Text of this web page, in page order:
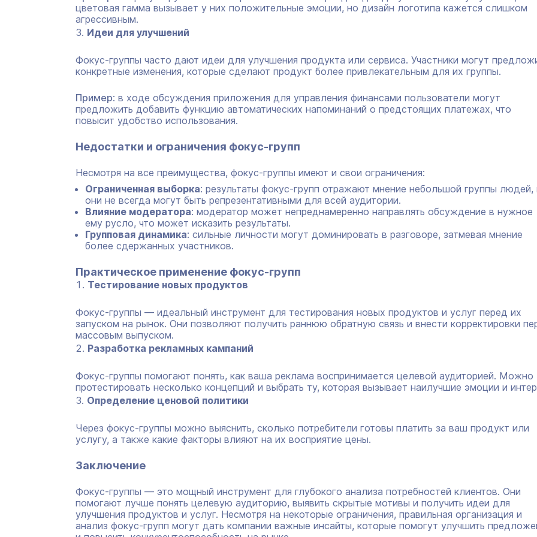
цветовая гамма вызывает у них положительные эмоции, но дизайн логотипа кажется слишком
агрессивным.
Идеи для улучшений
Фокус-группы часто дают идеи для улучшения продукта или сервиса. Участники могут
конкретные изменения, которые сделают продукт более привлекательным для их группы.
Пример: в ходе обсуждения приложения для управления финансами пользователи могут
предложить добавить функцию автоматических напоминаний о предстоящих платежах, что
повысит удобство использования.
Недостатки и ограничения фокус-групп
Несмотря на все преимущества, фокус-группы имеют и свои ограничения:
Ограниченная выборка: результаты фокус-групп отражают мнение небольшой группы людей,
они не всегда могут быть репрезентативными для всей аудитории.
Влияние модератора: модератор может непреднамеренно направлять обсуждение в нужное
ему русло, что может исказить результаты.
Групповая динамика: сильные личности могут доминировать в разговоре, затмевая мнение
более сдержанных участников.
Практическое применение фокус-групп
Тестирование новых продуктов
Фокус-группы — идеальный инструмент для тестирования новых продуктов и услуг перед их
запуском на рынок. Они позволяют получить раннюю обратную связь и внести корректировки
массовым выпуском.
Разработка рекламных кампаний
Фокус-группы помогают понять, как ваша реклама воспринимается целевой аудиторией. Можно
протестировать несколько концепций и выбрать ту, которая вызывает наилучшие эмоции и
Определение ценовой политики
Через фокус-группы можно выяснить, сколько потребители готовы платить за ваш продукт или
услугу, а также какие факторы влияют на их восприятие цены.
Заключение
Фокус-группы — это мощный инструмент для глубокого анализа потребностей клиентов. Они
помогают лучше понять целевую аудиторию, выявить скрытые мотивы и получить идеи для
улучшения продуктов и услуг. Несмотря на некоторые ограничения, правильная организация и
анализ фокус-групп могут дать компании важные инсайты, которые помогут улучшить